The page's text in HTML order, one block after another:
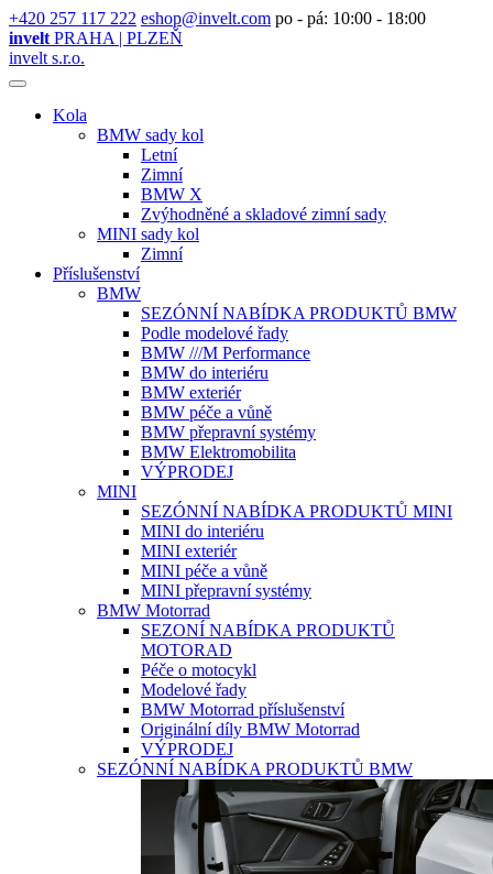
+420 257 117 222 eshop@invelt.com po - pá: 10:00 - 18:00
invelt PRAHA | PLZEŇ
invelt s.r.o.
Kola
BMW sady kol
Letní
Zimní
BMW X
Zvýhodněné a skladové zimní sady
MINI sady kol
Zimní
Příslušenství
BMW
SEZÓNNÍ NABÍDKA PRODUKTŮ BMW
Podle modelové řady
BMW ///M Performance
BMW do interiéru
BMW exteriér
BMW péče a vůně
BMW přepravní systémy
BMW Elektromobilita
VÝPRODEJ
MINI
SEZÓNNÍ NABÍDKA PRODUKTŮ MINI
MINI do interiéru
MINI exteriér
MINI péče a vůně
MINI přepravní systémy
BMW Motorrad
SEZONÍ NABÍDKA PRODUKTŮ
MOTORAD
Péče o motocykl
Modelové řady
BMW Motorrad příslušenství
Originální díly BMW Motorrad
VÝPRODEJ
SEZÓNNÍ NABÍDKA PRODUKTŮ BMW